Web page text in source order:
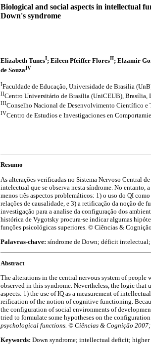
Biological and social aspects in intellectual
Down's syndrome
Elizabeth TunesI; Eileen Pfeiffer FloresII; Elzamir
de SouzaIV
IFaculdade de Educação, Universidade de Brasilia
IICentro Universitário de Brasília (UniCEUB), Brasília,
IIIConselho Nacional de Desenvolvimento Científico
IVCentro de Estudios e Investigaciones en
Resumo
As alterações verificadas no Sistema Nervoso Central
intelectual que se observa nesta síndrome. No entanto,
menos três aspectos problemáticos: 1) o uso do QI
relações de causalidade, e 3) a retificação da noção de
investigação para a analise da configuração dos
histórica de Vygotsky procura-se indicar algumas
funções psicológicas superiores. © Ciências &
Palavras-chave: síndrome de Down; déficit
Abstract
The alterations in the central nervous system of
observed in this syndrome. Nevertheless, the logic that
aspects: 1) the use of IQ as a measurement of
reification of the notion of cognitive functioning.
the configuration of social environments of
tried to formulate some hypotheses on the
psychological functions. © Ciências & Cognição 2007;
Keywords: Down syndrome; intellectual deficit;